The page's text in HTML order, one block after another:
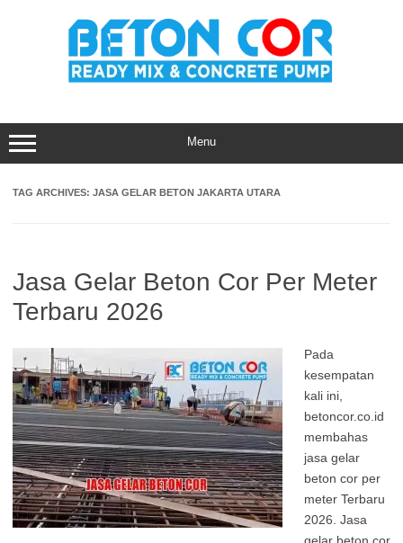
Menu
TAG ARCHIVES: JASA GELAR BETON JAKARTA UTARA
Jasa Gelar Beton Cor Per Meter
Terbaru 2026
Pada
kesempatan
kali ini,
betoncor.co.id
membahas
jasa gelar
beton cor per
meter Terbaru
2026. Jasa